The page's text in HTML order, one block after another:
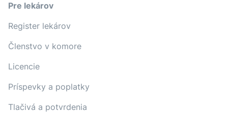
Pre lekárov
Register lekárov
Členstvo v komore
Licencie
Príspevky a poplatky
Tlačivá a potvrdenia